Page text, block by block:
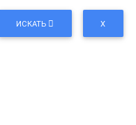
ИСКАТЬ X